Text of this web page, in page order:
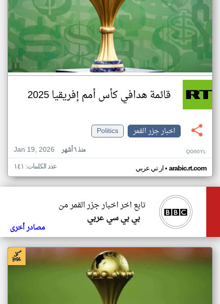
قائمة هدافي كأس أمم إفريقيا 2025
اخبار جزر القمر
Politics
Jan 19, 2026
منذ ٦ أشهر QG60YL
ار تي عربي• arabic.rt.com عدد الكلمات: ١٤١
تابع اخر اخبار جزر القمر من
بي بي سي عربي
مصادر أخرى